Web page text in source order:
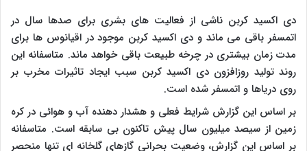
دی اکسید کربن ناشی از فعالیت های بشری برای صدها سال در
اتمسفر باقی می ماند و دی اکسید کربن موجود در اقیانوس ها برای
مدت زمان بیشتری در چرخه طبیعت باقی خواهد ماند. متاسفانه این
روند تولید روزافزون دی اکسید کربن سبب ایجاد تاثیرات مخرب بر
روی دریاها و اتمسفر شده است.
بر اساس این گزارش شرایط فعلی و هشدار دهنده آب و هوائی در کره
زمین از سیصد میلیون سال پیش تاکنون بی سابقه است. متاسفانه
بر اساس این گزارش، وضعیت بحرانی گازهای گلخانه ای تنها منحصر